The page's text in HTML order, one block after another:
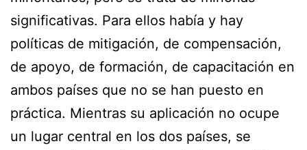
significativas. Para ellos había y hay
políticas de mitigación, de compensación,
de apoyo, de formación, de capacitación en
ambos países que no se han puesto en
práctica. Mientras su aplicación no ocupe
un lugar central en los dos países, se